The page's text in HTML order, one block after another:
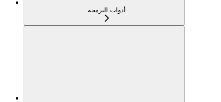
أدوات البرمجة